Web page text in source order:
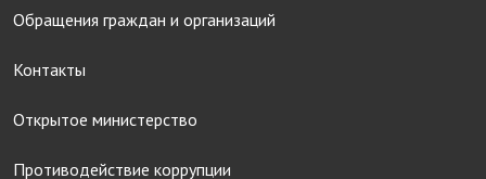
Обращения граждан и организаций
Контакты
Открытое министерство
Противодействие коррупции